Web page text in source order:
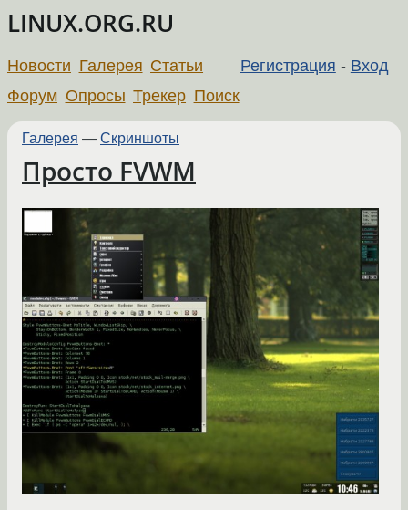
LINUX.ORG.RU
Регистрация - Вход
Новости Галерея Статьи
Форум Опросы Трекер Поиск
Галерея — Скриншоты
Просто FVWM